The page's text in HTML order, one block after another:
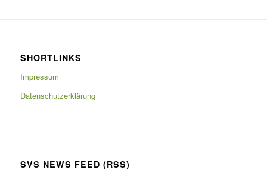
SHORTLINKS
Impressum
Datenschutzerklärung
SVS NEWS FEED (RSS)